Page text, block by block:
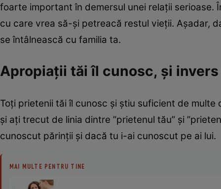
foarte important în demersul unei relaţii serioase.
cu care vrea să-şi petreacă restul vieţii. Aşadar,
se întâlnească cu familia ta.
Apropiaţii tăi îl cunosc, şi invers
Toţi prietenii tăi îl cunosc şi ştiu suficient de
şi aţi trecut de linia dintre ”prietenul tău” şi
cunoscut părinţii şi dacă tu i-ai cunoscut pe ai lui.
MAI MULTE PENTRU TINE